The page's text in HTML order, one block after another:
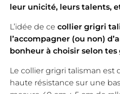
leur unicité, leurs talents,
L’idée de ce collier grigri
l’accompagner (ou non)
bonheur à choisir selon tes
Le collier grigri talisman est
haute résistance sur une